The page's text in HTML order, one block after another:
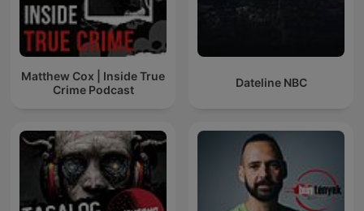
Matthew Cox | Inside True
Crime Podcast
Dateline NBC